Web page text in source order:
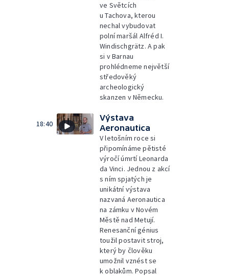
ve Světcích
u Tachova, kterou
nechal vybudovat
polní maršál Alfréd I.
Windischgrätz. A pak
si v Barnau
prohlédneme největší
středověký
archeologický
skanzen v Německu.
18:40
Výstava
Aeronautica
V letošním roce si
připomínáme pětisté
výročí úmrtí Leonarda
da Vinci. Jednou z akcí
s ním spjatých je
unikátní výstava
nazvaná Aeronautica
na zámku v Novém
Městě nad Metují.
Renesanční génius
toužil postavit stroj,
který by člověku
umožnil vznést se
k oblakům. Popsal